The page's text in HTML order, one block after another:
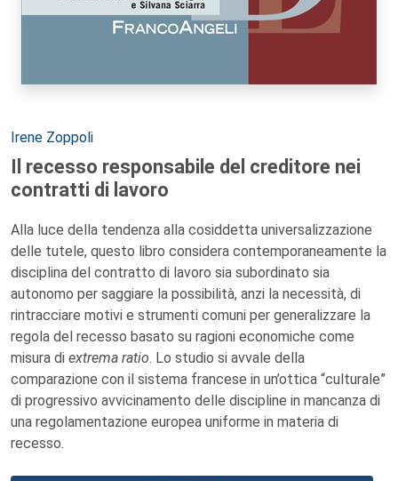
Autori:
Irene Zoppoli
Il recesso responsabile del creditore nei
contratti di lavoro
Alla luce della tendenza alla cosiddetta universalizzazione
delle tutele, questo libro considera contemporaneamente la
disciplina del contratto di lavoro sia subordinato sia
autonomo per saggiare la possibilità, anzi la necessità, di
rintracciare motivi e strumenti comuni per generalizzare la
regola del recesso basato su ragioni economiche come
misura di extrema ratio. Lo studio si avvale della
comparazione con il sistema francese in un’ottica “culturale”
di progressivo avvicinamento delle discipline in mancanza di
una regolamentazione europea uniforme in materia di
recesso.